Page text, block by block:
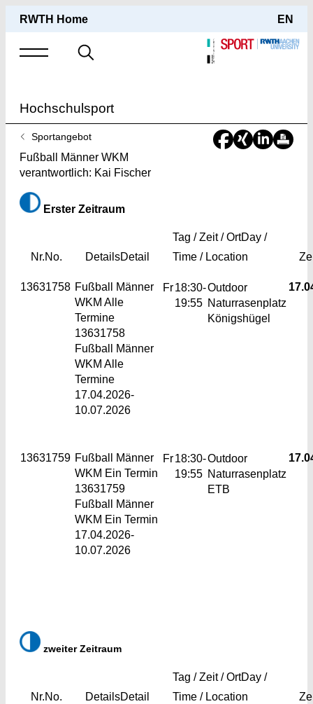
RWTH Home EN
Suche
Hochschulsport
Sie
sind
hier:
Sportangebot
Fußball Männer WKM
verantwortlich: Kai Fischer
Erster Zeitraum
Nr.No. DetailsDetail
Tag / Zeit / OrtDay /
Time / Location
13631758 Fußball Männer
WKM Alle
Termine
13631758
Fußball Männer
WKM Alle
Termine
17.04.2026-
10.07.2026
Fr18:30-
19:55
Outdoor
Naturrasenplatz
Königshügel
13631759 Fußball Männer
WKM Ein Termin
13631759
Fußball Männer
WKM Ein Termin
17.04.2026-
10.07.2026
Fr18:30-
19:55
Outdoor
Naturrasenplatz
ETB
zweiter Zeitraum
Nr.No. DetailsDetail
Tag / Zeit / OrtDay /
Time / Location